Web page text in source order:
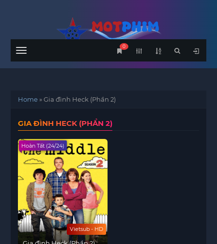
Menu
0
Home»Gia đình Heck (Phần 2)
GIA ĐÌNH HECK (PHẦN 2)
Vietsub - HD
Hoàn Tất (24/24)